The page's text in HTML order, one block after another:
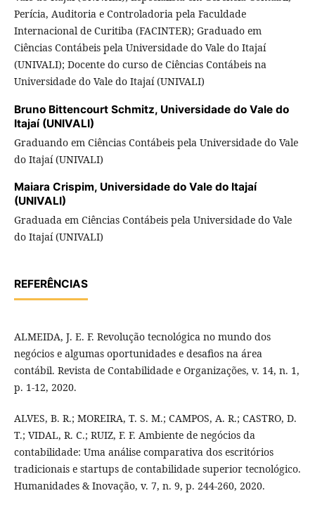
Perícia, Auditoria e Controladoria pela Faculdade
Internacional de Curitiba (FACINTER); Graduado em
Ciências Contábeis pela Universidade do Vale do Itajaí
(UNIVALI); Docente do curso de Ciências Contábeis na
Universidade do Vale do Itajaí (UNIVALI)
Bruno Bittencourt Schmitz, Universidade do Vale do
Itajaí (UNIVALI)
Graduando em Ciências Contábeis pela Universidade do Vale
do Itajaí (UNIVALI)
Maiara Crispim, Universidade do Vale do Itajaí
(UNIVALI)
Graduada em Ciências Contábeis pela Universidade do Vale
do Itajaí (UNIVALI)
REFERÊNCIAS
ALMEIDA, J. E. F. Revolução tecnológica no mundo dos
negócios e algumas oportunidades e desafios na área
contábil. Revista de Contabilidade e Organizações, v. 14, n. 1,
p. 1-12, 2020.
ALVES, B. R.; MOREIRA, T. S. M.; CAMPOS, A. R.; CASTRO, D.
T.; VIDAL, R. C.; RUIZ, F. F. Ambiente de negócios da
contabilidade: Uma análise comparativa dos escritórios
tradicionais e startups de contabilidade superior tecnológico.
Humanidades & Inovação, v. 7, n. 9, p. 244-260, 2020.